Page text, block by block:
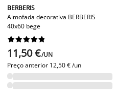
BERBERIS
Almofada decorativa BERBERIS
40x60 bege






11,50 €/UN
Preço anterior 12,50 € /un